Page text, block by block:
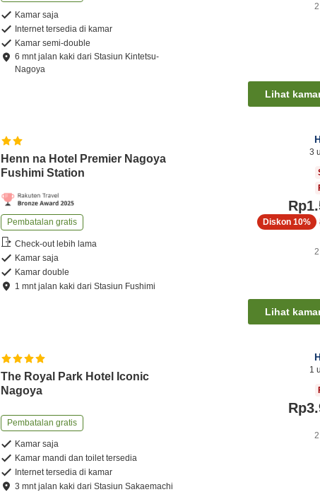
Kamar saja
Internet tersedia di kamar
Kamar semi-double
6 mntjalan kaki dariStasiun Kintetsu-
Nagoya
2
Lihat
Henn na Hotel Premier Nagoya
Fushimi Station
Pembatalan gratis
Check-out lebih lama
Kamar saja
Kamar double
1 mntjalan kaki dariStasiun Fushimi
3
Diskon 10%
2
Lihat
The Royal Park Hotel Iconic
Nagoya
Pembatalan gratis
Kamar saja
Kamar mandi dan toilet tersedia
Internet tersedia di kamar
3 mntjalan kaki dariStasiun Sakaemachi
1
2